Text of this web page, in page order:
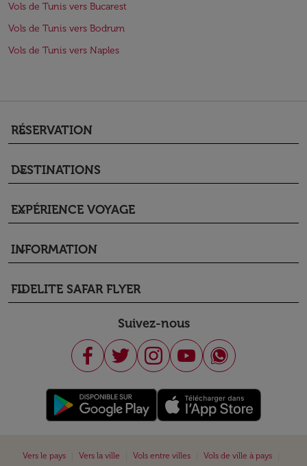
Vols de Tunis vers Bucarest
Vols de Tunis vers Bodrum
Vols de Tunis vers Naples
RÉSERVATION
keyboard_arrow_down
DESTINATIONS
keyboard_arrow_down
EXPÉRIENCE VOYAGE
keyboard_arrow_down
INFORMATION
keyboard_arrow_down
FIDELITE SAFAR FLYER
keyboard_arrow_down
Suivez-nous
Vers le pays Vers la ville Vols entre villes Vols de ville à pays